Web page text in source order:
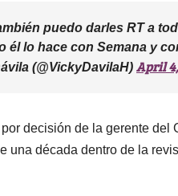
puedo darles RT a
él lo hace con Semana y
(@VickyDavilaH) April
decisión de la gerente del
una década dentro de la